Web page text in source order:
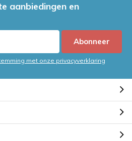
aanbiedingen en
Abonneer
met onze privacyverklaring